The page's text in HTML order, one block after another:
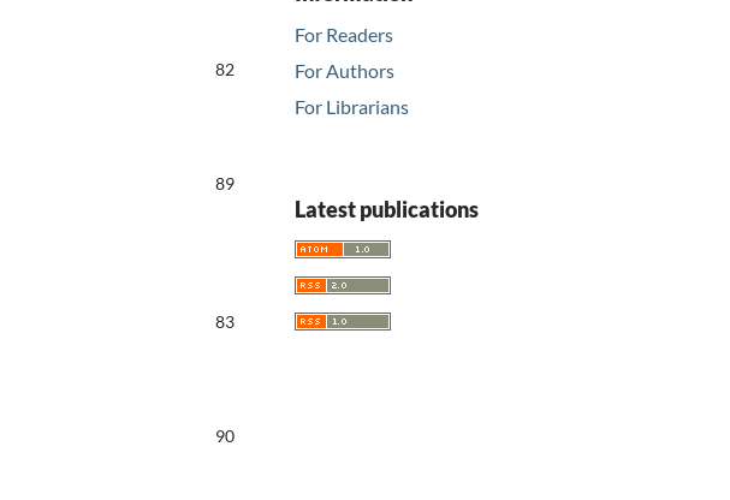
82
89
83
90
For Readers
For Authors
For Librarians
Latest publications